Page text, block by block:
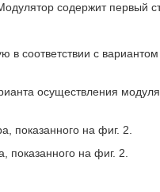
содержит первый
в соответствии с
осуществления
показанного на фиг. 2.
показанного на фиг. 2.